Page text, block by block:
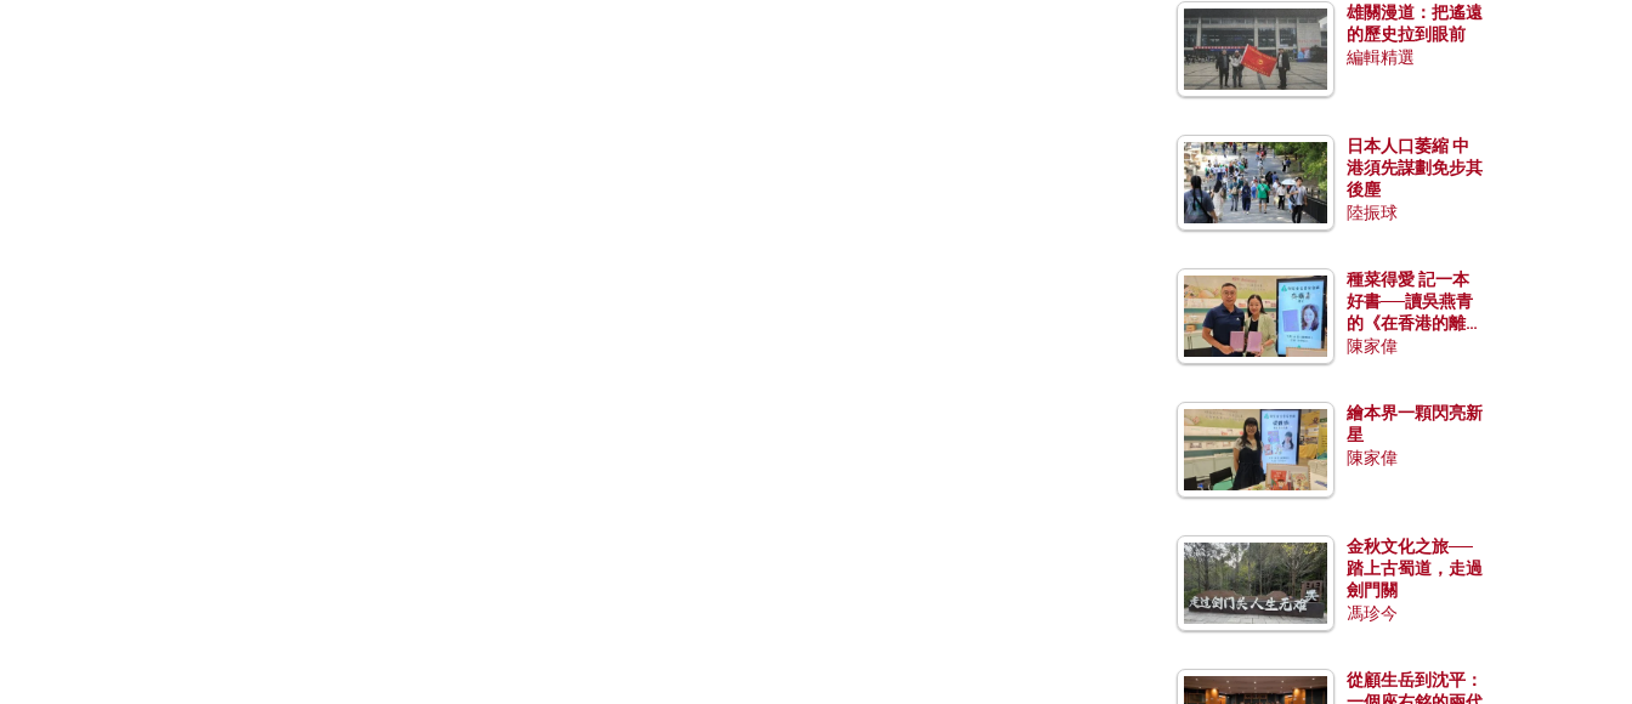
雄關漫道：把遙遠
的歷史拉到眼前
編輯精選
日本人口萎縮 中
港須先謀劃免步其
後塵
陸振球
種菜得愛 記一本
好書──讀吳燕青
的《在香港的離島
種菜》
陳家偉
繪本界一顆閃亮新
星
陳家偉
金秋文化之旅──
踏上古蜀道，走過
劍門關
馮珍今
從顧生岳到沈平：